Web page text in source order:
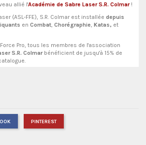
allié l'Académie de Sabre Laser S.R. Colmar!
(ASL-FFE), S.R. Colmar est installée depuis
en Combat, Chorégraphie, Katas, et
Pro, tous les membres de l'association
S.R. Colmarbénéficient de jusqu'à 15% de
PINTEREST